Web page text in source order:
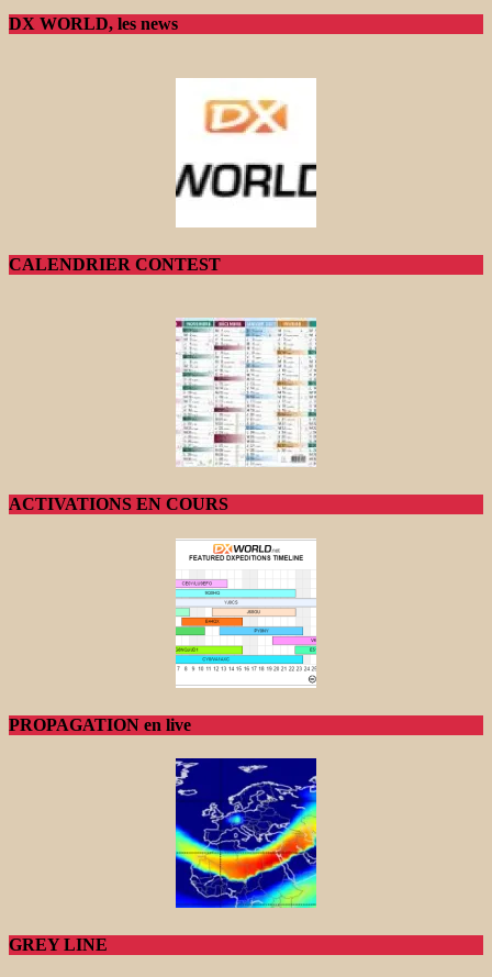
DX WORLD, les news
CALENDRIER CONTEST
ACTIVATIONS EN COURS
PROPAGATION en live
GREY LINE